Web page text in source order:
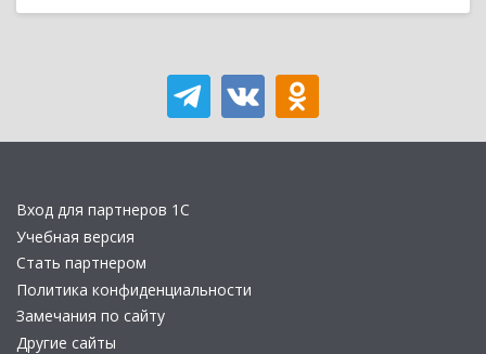
Вход для партнеров 1С
Учебная версия
Стать партнером
Политика конфиденциальности
Замечания по сайту
Другие сайты